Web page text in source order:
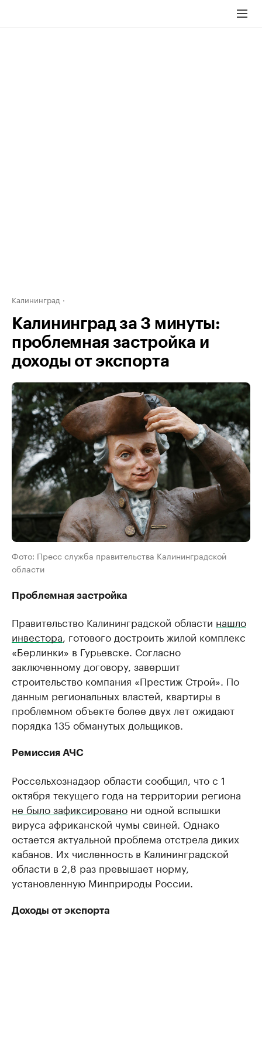
Калининград
Калининград за 3 минуты:
проблемная застройка и
доходы от экспорта
Фото: Пресс служба правительства Калининградской
области
Проблемная застройка
Правительство Калининградской области нашло
инвестора , готового достроить жилой комплекс
«Берлинки» в Гурьевске. Согласно
заключенному договору, завершит
строительство компания «Престиж Строй». По
данным региональных властей, квартиры в
проблемном объекте более двух лет ожидают
порядка 135 обманутых дольщиков.
Ремиссия АЧС
Россельхознадзор области сообщил, что с 1
октября текущего года на территории региона
не было зафиксировано ни одной вспышки
вируса африканской чумы свиней. Однако
остается актуальной проблема отстрела диких
кабанов. Их численность в Калининградской
области в 2,8 раз превышает норму,
установленную Минприроды России.
Доходы от экспорта